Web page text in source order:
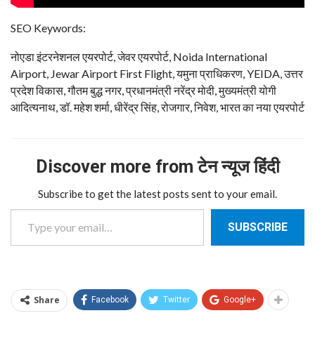
SEO Keywords:
नोएडा इंटरनेशनल एयरपोर्ट, जेवर एयरपोर्ट, Noida International
Airport, Jewar Airport First Flight, यमुना प्राधिकरण, YEIDA, उत्तर
प्रदेश विकास, गौतम बुद्ध नगर, प्रधानमंत्री नरेंद्र मोदी, मुख्यमंत्री योगी
आदित्यनाथ, डॉ. महेश शर्मा, धीरेंद्र सिंह, रोजगार, निवेश, भारत का नया एयरपोर्ट
Discover more from टेन न्यूज हिंदी
Subscribe to get the latest posts sent to your email.
Type your email…
SUBSCRIBE
Share Facebook Twitter Google+